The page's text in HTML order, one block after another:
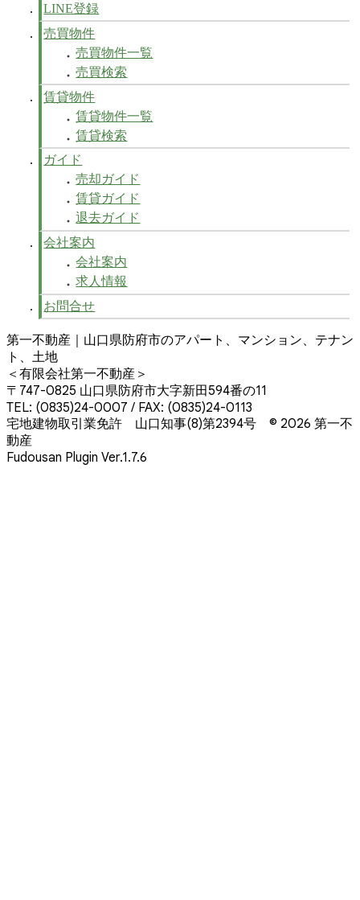
LINE登録
売買物件
売買物件一覧
売買検索
賃貸物件
賃貸物件一覧
賃貸検索
ガイド
売却ガイド
賃貸ガイド
退去ガイド
会社案内
会社案内
求人情報
お問合せ
第一不動産｜山口県防府市のアパート、マンション、テナン
ト、土地
＜有限会社第一不動産＞
〒747-0825 山口県防府市大字新田594番の11
TEL: (0835)24-0007 / FAX: (0835)24-0113
宅地建物取引業免許 山口知事(8)第2394号 © 2026 第一不
動産
Fudousan Plugin Ver.1.7.6